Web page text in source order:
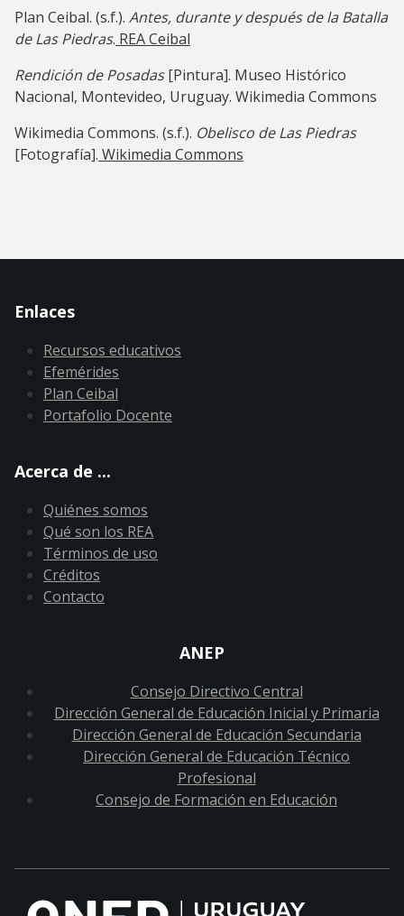
Plan Ceibal. (s.f.). Antes, durante y después de la Batalla
de Las Piedras. REA Ceibal
Rendición de Posadas[Pintura]. Museo Histórico
Nacional, Montevideo, Uruguay. Wikimedia Commons
Wikimedia Commons. (s.f.). Obelisco de Las Piedras
[Fotografía]. Wikimedia Commons
Enlaces
Recursos educativos
Efemérides
Plan Ceibal
Portafolio Docente
Acerca de ...
Quiénes somos
Qué son los REA
Términos de uso
Créditos
Contacto
ANEP
Consejo Directivo Central
Dirección General de Educación Inicial y Primaria
Dirección General de Educación Secundaria
Dirección General de Educación Técnico
Profesional
Consejo de Formación en Educación